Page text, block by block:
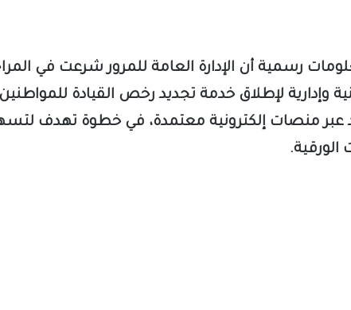
رسمية أن الإدارة العامة للمرور شرعت في
وإدارية لإطلاق خدمة تجديد رخص القيادة
عبر منصات إلكترونية معتمدة، في خطوة تهدف
الورقية.